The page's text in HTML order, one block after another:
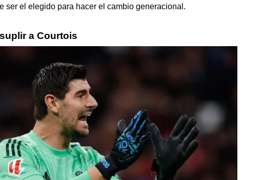
ser el elegido para hacer el cambio generacional.
a Courtois